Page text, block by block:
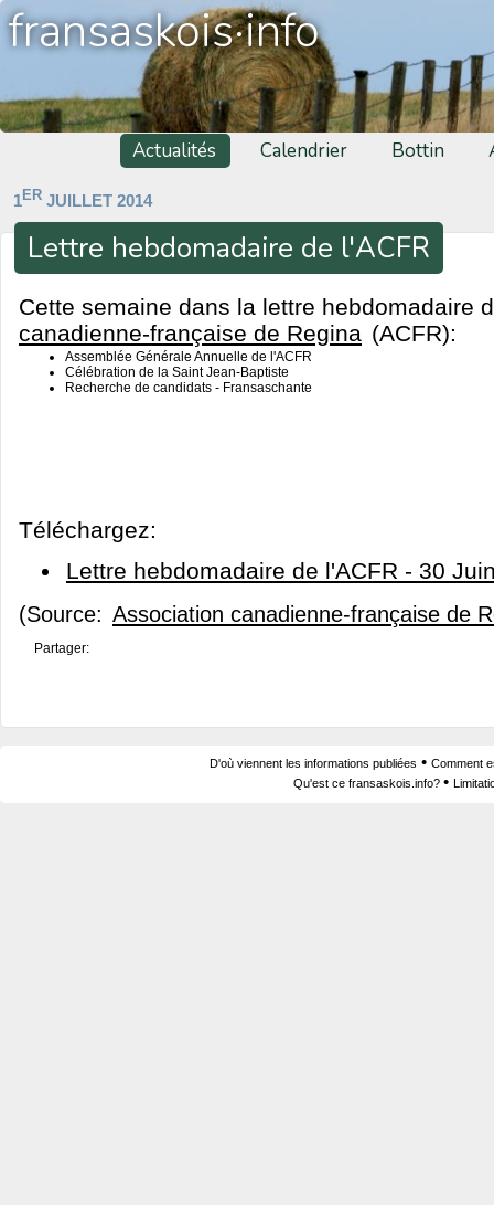
fransaskois·info
Actualités Calendrier Bottin
1ER JUILLET 2014
Lettre hebdomadaire de l'ACFR
Cette semaine dans la lettre hebdomadaire
canadienne-française de Regina (ACFR):
Assemblée Générale Annuelle de l'ACFR
Célébration de la Saint Jean-Baptiste
Recherche de candidats - Fransaschante
Téléchargez:
Lettre hebdomadaire de l'ACFR - 30
(Source: Association canadienne-française de
Partager:
D'où viennent les informations publiées • Comment
Qu'est ce fransaskois.info? •